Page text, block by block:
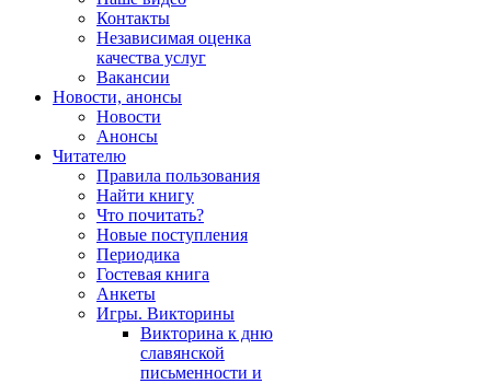
Контакты
Независимая оценка
качества услуг
Вакансии
Новости, анонсы
Новости
Анонсы
Читателю
Правила пользования
Найти книгу
Что почитать?
Новые поступления
Периодика
Гостевая книга
Анкеты
Игры. Викторины
Викторина к дню
славянской
письменности и